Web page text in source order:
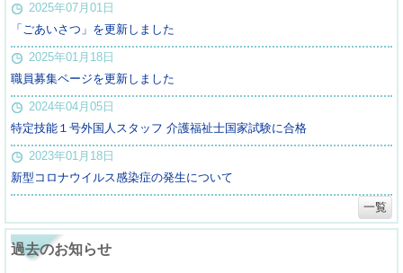
2025年07月01日
「ごあいさつ」を更新しました
2025年01月18日
職員募集ページを更新しました
2024年04月05日
特定技能１号外国人スタッフ 介護福祉士国家試験に合格
2023年01月18日
新型コロナウイルス感染症の発生について
一覧
過去のお知らせ